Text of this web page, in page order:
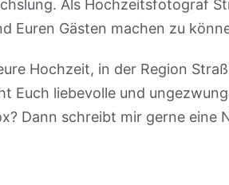
Als Hochzeitsfotograf
Euren Gästen machen zu
Hochzeit, in der Region
Euch liebevolle und
Dann schreibt mir gerne